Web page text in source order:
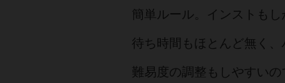
簡単ルール。インストもし
待ち時間もほとんど無く
難易度の調整もしやすい